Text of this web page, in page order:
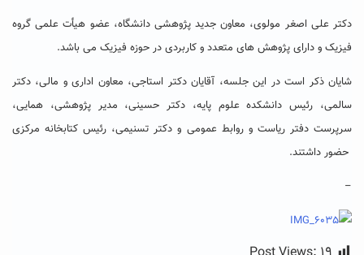
دکتر علی اصغر مولوی، معاون جدید پژوهشی دانشگاه، عضو هیأت علمی گروه
فیزیک و دارای پژوهش های متعدد و کاربردی در حوزه فیزیک می باشد.
شایان ذکر است در این جلسه، آقایان دکتر استاجی، معاون اداری و مالی، دکتر
سالمی، رئیس دانشکده علوم پایه، دکتر حسینی، مدیر پژوهشی، همایی،
سرپرست دفتر ریاست و روابط عمومی و دکتر تسنیمی، رئیس کتابخانه مرکزی
حضور داشتند.
–